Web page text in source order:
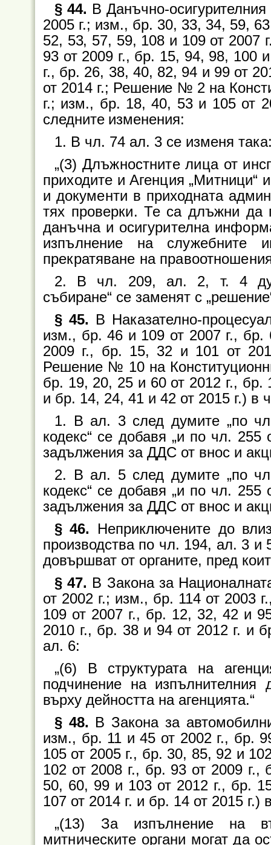
§ 44. В Данъчно-
2005 г.; изм., бр. 30, 33, 34, 59,
52, 53, 57, 59, 108 и 109 от 2007
93 от 2009 г., бр. 15, 94, 98, 100
г., бр. 26, 38, 40, 82, 94 и 99 от
от 2014 г.; Решение № 2 на
г.; изм., бр. 18, 40, 53 и 105 от
следните изменения:
1. В чл. 74 ал. 3 се изменя
„(3) Длъжностните лица от
приходите и Агенция „Митници“
и документи в приходната
тях проверки. Те са длъжни да
данъчна и осигурителна
изпълнение на служебните
прекратяване на
2. В чл. 209, ал. 2, т. 4
събиране“ се заменят с
§ 45. В Наказателно-
изм., бр. 46 и 109 от 2007 г.,
2009 г., бр. 15, 32 и 101 от
Решение № 10 на
бр. 19, 20, 25 и 60 от 2012 г., бр.
и бр. 14, 24, 41 и 42 от 2015 г.) в
1. В ал. 3 след думите „по
кодекс“ се добавя „и по чл. 255
задължения за ДДС от внос и
2. В ал. 5 след думите „по
кодекс“ се добавя „и по чл. 255
задължения за ДДС от внос и
§ 46. Неприключените до
производства по чл. 194, ал. 3 и
довършват от органите, пред
§ 47. В Закона за
от 2002 г.; изм., бр. 114 от 2003
109 от 2007 г., бр. 12, 32, 42 и
2010 г., бр. 38 и 94 от 2012 г. и
ал. 6:
„(6) В структурата на
подчинение на изпълнителния
върху дейността на агенцията.“
§ 48. В Закона за
изм., бр. 11 и 45 от 2002 г., бр.
105 от 2005 г., бр. 30, 85, 92 и
102 от 2008 г., бр. 93 от 2009 г.,
50, 60, 99 и 103 от 2012 г., бр.
107 от 2014 г. и бр. 14 от 2015
„(13) За изпълнение на
митническите органи могат да